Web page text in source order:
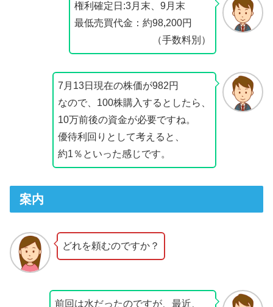
権利確定日:3月末、9月末
最低売買代金：約98,200円
（手数料別）
7月13日現在の株価が982円
なので、100株購入するとしたら、
10万前後の資金が必要ですね。
優待利回りとして考えると、
約1％といった感じです。
案内
どれを頼むのですか？
前回は水だったのですが、最近、